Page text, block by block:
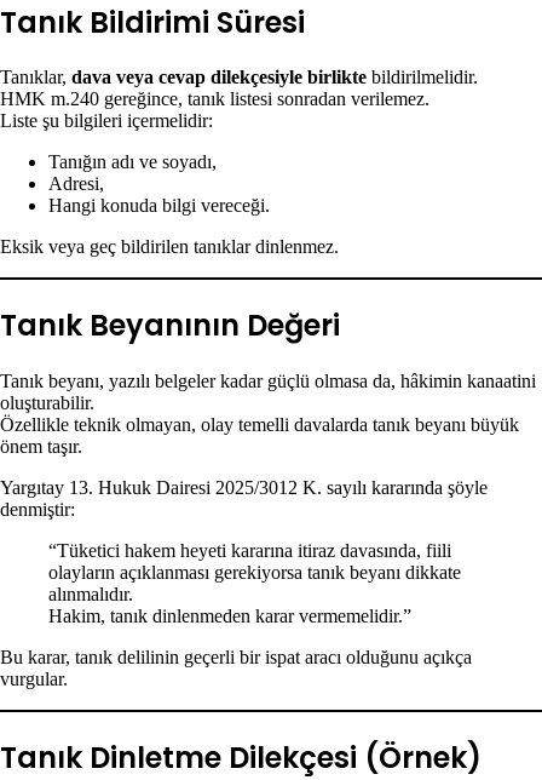
Tanık Bildirimi Süresi
Tanıklar, dava veya cevap dilekçesiyle birlikte bildirilmelidir.
HMK m.240 gereğince, tanık listesi sonradan verilemez.
Liste şu bilgileri içermelidir:
Tanığın adı ve soyadı,
Adresi,
Hangi konuda bilgi vereceği.
Eksik veya geç bildirilen tanıklar dinlenmez.
Tanık Beyanının Değeri
Tanık beyanı, yazılı belgeler kadar güçlü olmasa da, hâkimin kanaatini
oluşturabilir.
Özellikle teknik olmayan, olay temelli davalarda tanık beyanı büyük
önem taşır.
Yargıtay 13. Hukuk Dairesi 2025/3012 K. sayılı kararında şöyle
denmiştir:
“Tüketici hakem heyeti kararına itiraz davasında, fiili
olayların açıklanması gerekiyorsa tanık beyanı dikkate
alınmalıdır.
Hakim, tanık dinlenmeden karar vermemelidir.”
Bu karar, tanık delilinin geçerli bir ispat aracı olduğunu açıkça
vurgular.
Tanık Dinletme Dilekçesi (Örnek)